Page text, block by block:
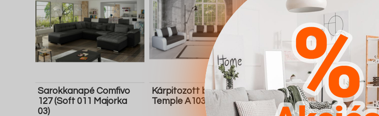
Sarokkanapé Comfivo
127 (Soft 011 Majorka
03)
Kárpitozott bútorok
Temple A103
Sarokkanapé Comfivo
128 (Soft 017 Soul 20)